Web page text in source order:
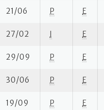
21/06 P E
27/02 I E
29/09 P E
30/06 P E
19/09 P E